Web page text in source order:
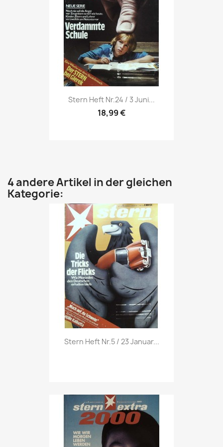
Vorschau
Stern Heft Nr.24 / 3 Juni...
18,99 €
4 andere Artikel in der gleichen
Kategorie:
Vorschau
Stern Heft Nr.5 / 23 Januar...